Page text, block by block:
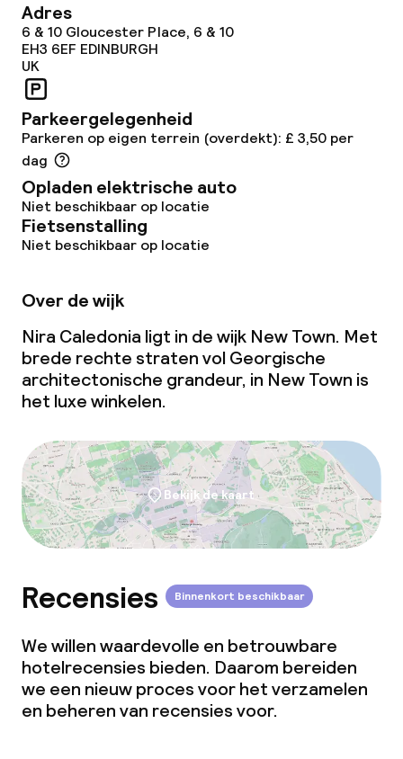
Beleid
Vrijgezellenfeesten of andere feesten
niet toegestaan
Adres
6 & 10 Gloucester Place, 6 & 10
EH3 6EF EDINBURGH
UK
Parkeergelegenheid
Parkeren op eigen terrein (overdekt): £ 3,50 per
dag
Opladen elektrische auto
Niet beschikbaar op locatie
Fietsenstalling
Niet beschikbaar op locatie
Over de wijk
Nira Caledonia ligt in de wijk New Town. Met
brede rechte straten vol Georgische
architectonische grandeur, in New Town is
het luxe winkelen.
Bekijk de kaart
Recensies Binnenkort beschikbaar
We willen waardevolle en betrouwbare
hotelrecensies bieden. Daarom bereiden
we een nieuw proces voor het verzamelen
en beheren van recensies voor.